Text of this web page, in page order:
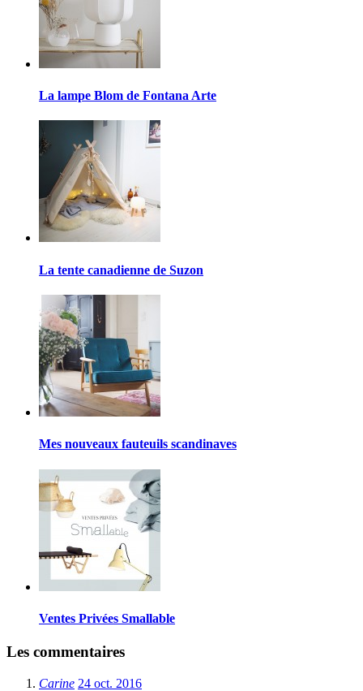
La lampe Blom de Fontana Arte
La tente canadienne de Suzon
Mes nouveaux fauteuils scandinaves
Ventes Privées Smallable
Les commentaires
Carine 24 oct. 2016